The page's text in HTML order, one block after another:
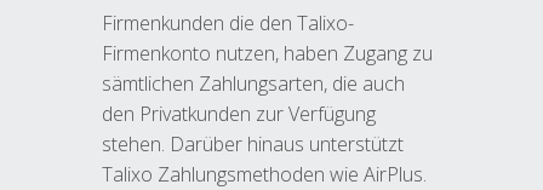
Firmenkunden die den Talixo-
Firmenkonto nutzen, haben Zugang zu
sämtlichen Zahlungsarten, die auch
den Privatkunden zur Verfügung
stehen. Darüber hinaus unterstützt
Talixo Zahlungsmethoden wie AirPlus.